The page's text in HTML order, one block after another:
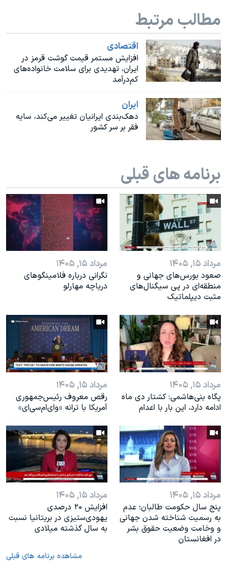
نرگس محمدی برنده جایزه نوبل صلح
همایش محافظه‌کاران آمریکا «سی‌پک»
صفحه‌های ویژه
سفر پرزیدنت ترامپ به چین
مطالب مرتبط
اقتصادی
افزایش مستمر قیمت گوشت قرمز در
ایران، تهدیدی برای سلامت خانواده‌های
کم‌درآمد
ايران
دهک‌بندی ایرانیان تغییر می‌کند، سایه
فقر بر سر کشور
برنامه های قبلی
مرداد ۱۵, ۱۴۰۵
صعود بورس‌های جهانی و
منطقه‌ای در پی سیگنال‌های
مثبت دیپلماتیک
مرداد ۱۵, ۱۴۰۵
نگرانی درباره فلامینگوهای
دریاچه مهارلو
مرداد ۱۵, ۱۴۰۵
پگاه بنی‌هاشمی: کشتار دی ماه
ادامه دارد، این بار با اعدام
مرداد ۱۵, ۱۴۰۵
رقص معروف رئیس‌جمهوری
آمریکا با ترانه «وای‌ام‌سی‌ای»
مرداد ۱۵, ۱۴۰۵
پنج سال حکومت طالبان؛ عدم
به رسمیت شناخته شدن جهانی
و وخامت وضعیت حقوق بشر
در افغانستان
مرداد ۱۵, ۱۴۰۵
افزایش ۲۰ درصدی
یهودی‌ستیزی در بریتانیا نسبت
به سال گذشته میلادی
مشاهده برنامه های قبلی